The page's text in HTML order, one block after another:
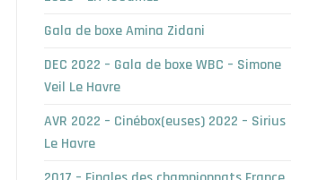
Gala de boxe Amina Zidani
DEC 2022 – Gala de boxe WBC – Simone
Veil Le Havre
AVR 2022 – Cinébox(euses) 2022 – Sirius
Le Havre